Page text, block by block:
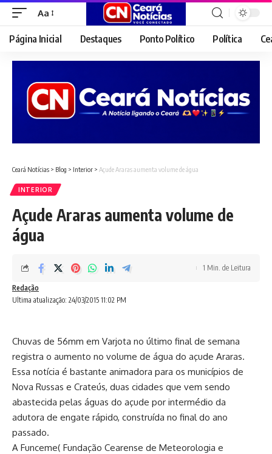
Font
Resizer
Aa
Página Inicial Destaques Ponto Político Política
Ceará Notícias > Blog > Interior > Açude Araras aumenta volume de água
INTERIOR
Açude Araras aumenta volume de
água
Ultima atualização: 24/03/2015 11:02 PM
Redação
1 Min. de Leitura
Chuvas de 56mm em Varjota no último final de semana
registra o aumento no volume de água do açude Araras.
Essa notícia é bastante animadora para os municípios de
Nova Russas e Crateús, duas cidades que vem sendo
abastecida pelas águas do açude por intermédio da
adutora de engate rápido, construída no final do ano
passado.
A Funceme( Fundação Cearense de Meteorologia e